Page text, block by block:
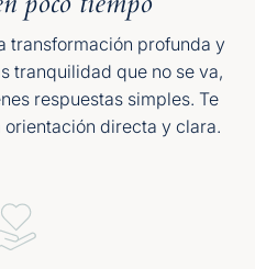
transformación profunda y
tranquilidad que no se va,
respuestas simples. Te
directa y clara.